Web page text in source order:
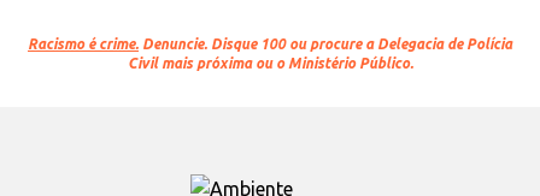
Racismo é crime. Denuncie. Disque 100 ou procure a Delegacia de Polícia
Civil mais próxima ou o Ministério Público.